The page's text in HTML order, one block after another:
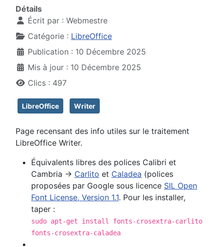
Détails
Écrit par : Webmestre
Catégorie : LibreOffice
Publication : 10 Décembre 2025
Mis à jour : 10 Décembre 2025
Clics : 497
LibreOffice Writer
Page recensant des info utiles sur le traitement
LibreOffice Writer.
Équivalents libres des polices Calibri et
Cambria → Carlito et Caladea (polices
proposées par Google sous licence SIL Open
Font License, Version 1.1. Pour les installer,
taper :
sudo apt-get install fonts-crosextra-carlito
fonts-crosextra-caladea